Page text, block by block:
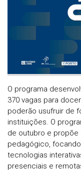
O programa
370 vagas para
poderão usufruir de
instituições. O
de outubro e propõe
pedagógico,
tecnologias
presenciais e